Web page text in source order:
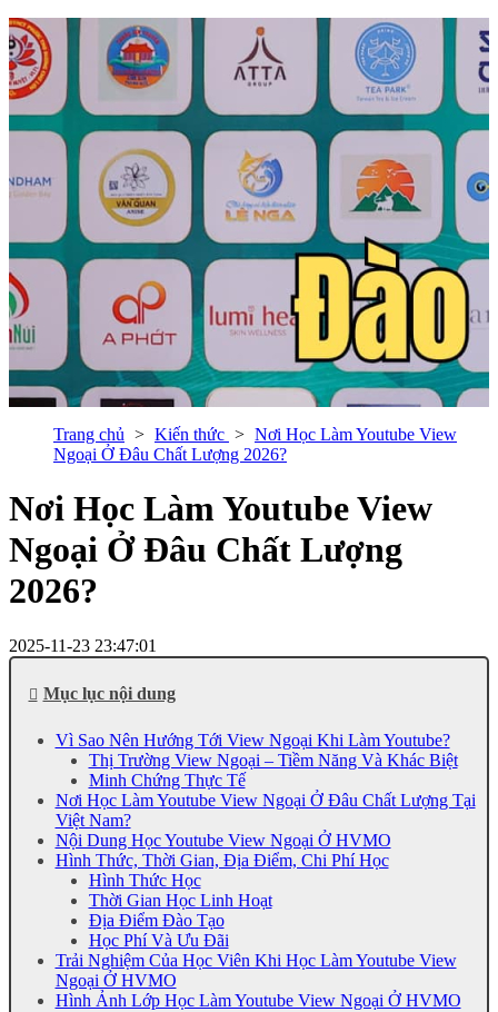
Trang chủ Kiến thức
Nơi Học Làm Youtube View
Ngoại Ở Đâu Chất Lượng 2026?
Nơi Học Làm Youtube View
Ngoại Ở Đâu Chất Lượng
2026?
2025-11-23 23:47:01
Mục lục nội dung
Vì Sao Nên Hướng Tới View Ngoại Khi Làm Youtube?
Thị Trường View Ngoại – Tiềm Năng Và Khác Biệt
Minh Chứng Thực Tế
Nơi Học Làm Youtube View Ngoại Ở Đâu Chất Lượng Tại
Việt Nam?
Nội Dung Học Youtube View Ngoại Ở HVMO
Hình Thức, Thời Gian, Địa Điểm, Chi Phí Học
Hình Thức Học
Thời Gian Học Linh Hoạt
Địa Điểm Đào Tạo
Học Phí Và Ưu Đãi
Trải Nghiệm Của Học Viên Khi Học Làm Youtube View
Ngoại Ở HVMO
Hình Ảnh Lớp Học Làm Youtube View Ngoại Ở HVMO